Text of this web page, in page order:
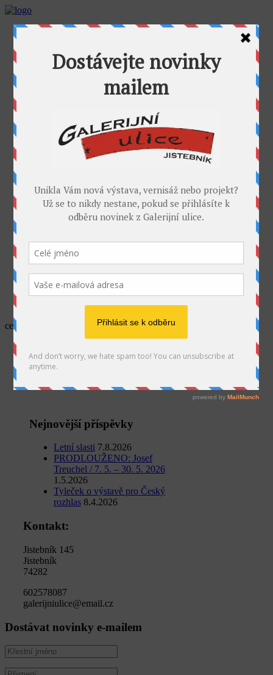
AKTUALITY
GALERIE U FOŤÁKA
Takoví jsme byli
I. sympozium výtvarníků v GU
II. sympozium výtvarníků
Galerijní rybník
V. sympozium výtvarníků v Jistebníku
DESET
KONTAKT
cesky-rozhlas-ostrava
Média
Galerijní ulice v Českém rozhlase
Nejnovější příspěvky
Letní slasti 7.8.2026
PRODLOUŽENO: Josef
Treuchel / 7. 5. – 30. 5. 2026
1.5.2026
Tyleček o výstavě pro Český
rozhlas 8.4.2026
Kontakt:
Jistebník 145
Jistebník
74282
602578087
galerijniulice@email.cz
Dostávat novinky e-mailem